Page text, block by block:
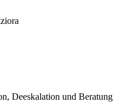
Deeskalation und Beratung